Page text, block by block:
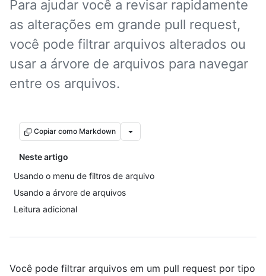
Para ajudar você a revisar rapidamente
as alterações em grande pull request,
você pode filtrar arquivos alterados ou
usar a árvore de arquivos para navegar
entre os arquivos.
Copiar como Markdown
Neste artigo
Usando o menu de filtros de arquivo
Usando a árvore de arquivos
Leitura adicional
Você pode filtrar arquivos em um pull request por tipo